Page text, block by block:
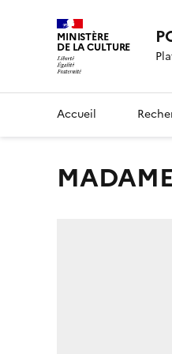
MINISTÈRE
DE LA CULTURE
Accueil